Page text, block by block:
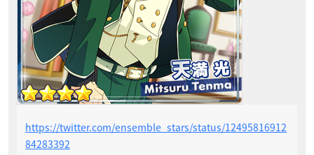
https://twitter.com/ensemble_stars/status/12495816912
84283392